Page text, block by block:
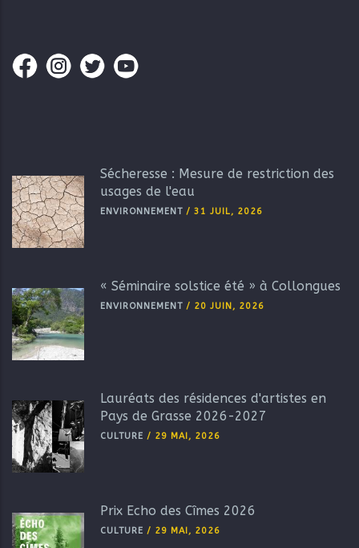
Sécheresse : Mesure de restriction des
usages de l'eau
ENVIRONNEMENT / 31 JUIL, 2026
« Séminaire solstice été » à Collongues
ENVIRONNEMENT / 20 JUIN, 2026
Lauréats des résidences d'artistes en
Pays de Grasse 2026-2027
CULTURE / 29 MAI, 2026
Prix Echo des Cîmes 2026
CULTURE / 29 MAI, 2026